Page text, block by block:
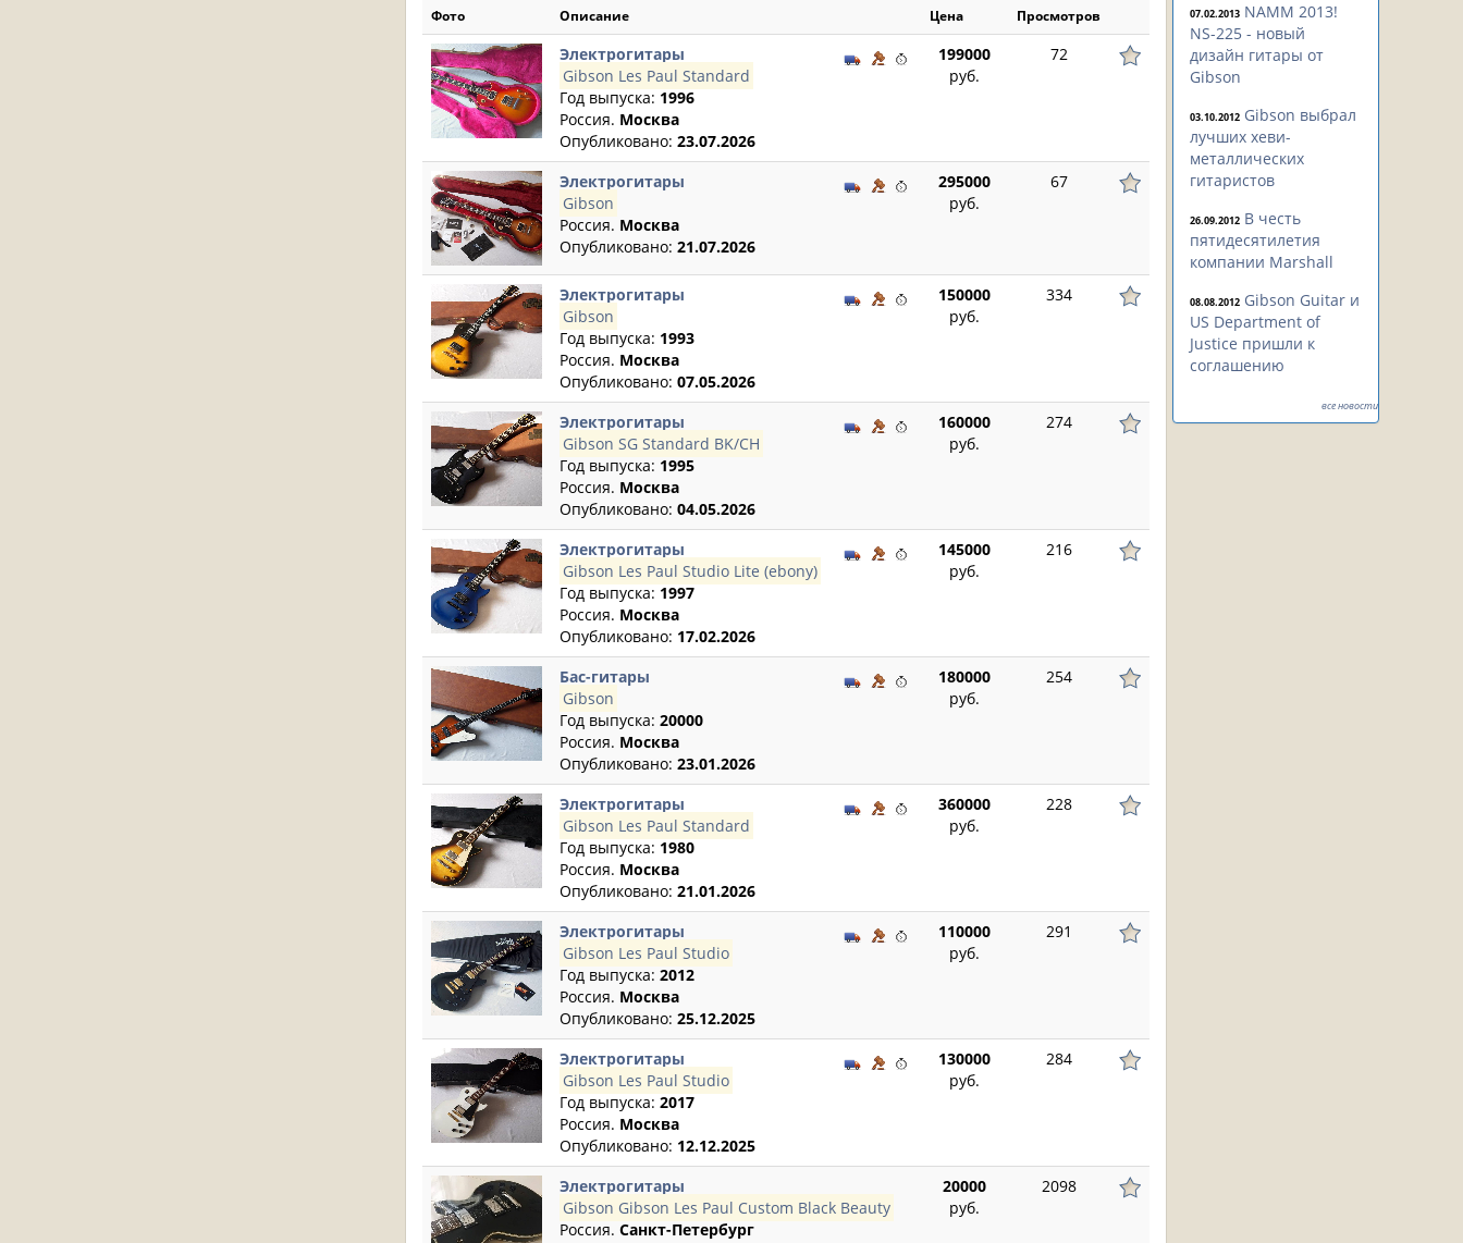
Фото Описание Цена Просмотров
Электрогитары
Gibson Les Paul Standard
Год выпуска: 1996
Россия. Москва
Опубликовано: 23.07.2026
199000
руб.
72
Электрогитары
Gibson
Россия. Москва
Опубликовано: 21.07.2026
295000
руб.
67
Электрогитары
Gibson
Год выпуска: 1993
Россия. Москва
Опубликовано: 07.05.2026
150000
руб.
334
Электрогитары
Gibson SG Standard BK/CH
Год выпуска: 1995
Россия. Москва
Опубликовано: 04.05.2026
160000
руб.
274
Электрогитары
Gibson Les Paul Studio Lite (ebony)
Год выпуска: 1997
Россия. Москва
Опубликовано: 17.02.2026
145000
руб.
216
Бас-гитары
Gibson
Год выпуска: 20000
Россия. Москва
Опубликовано: 23.01.2026
180000
руб.
254
Электрогитары
Gibson Les Paul Standard
Год выпуска: 1980
Россия. Москва
Опубликовано: 21.01.2026
360000
руб.
228
Электрогитары
Gibson Les Paul Studio
Год выпуска: 2012
Россия. Москва
Опубликовано: 25.12.2025
110000
руб.
291
Электрогитары
Gibson Les Paul Studio
Год выпуска: 2017
Россия. Москва
Опубликовано: 12.12.2025
130000
руб.
284
Электрогитары
Gibson Gibson Les Paul Custom Black Beauty
Россия. Санкт-Петербург
20000
руб.
2098
07.02.2013 NAMM 2013!
NS-225 - новый
дизайн гитары от
Gibson
03.10.2012 Gibson выбрал
лучших хеви-
металлических
гитаристов
26.09.2012 В честь
пятидесятилетия
компании Marshall
08.08.2012 Gibson Guitar и
US Department of
Justice пришли к
соглашению
все новости